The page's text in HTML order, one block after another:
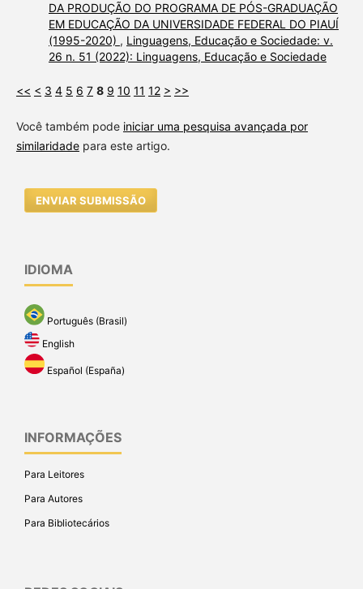
DA PRODUÇÃO DO PROGRAMA DE PÓS-GRADUAÇÃO
EM EDUCAÇÃO DA UNIVERSIDADE FEDERAL DO PIAUÍ
(1995-2020) , Linguagens, Educação e Sociedade: v.
26 n. 51 (2022): Linguagens, Educação e Sociedade
<< < 3 4 5 6 7 8 9 10 11 12 > >>
Você também pode iniciar uma pesquisa avançada por
similaridadepara este artigo.
ENVIAR SUBMISSÃO
IDIOMA
Português (Brasil)
English
Español (España)
INFORMAÇÕES
Para Leitores
Para Autores
Para Bibliotecários